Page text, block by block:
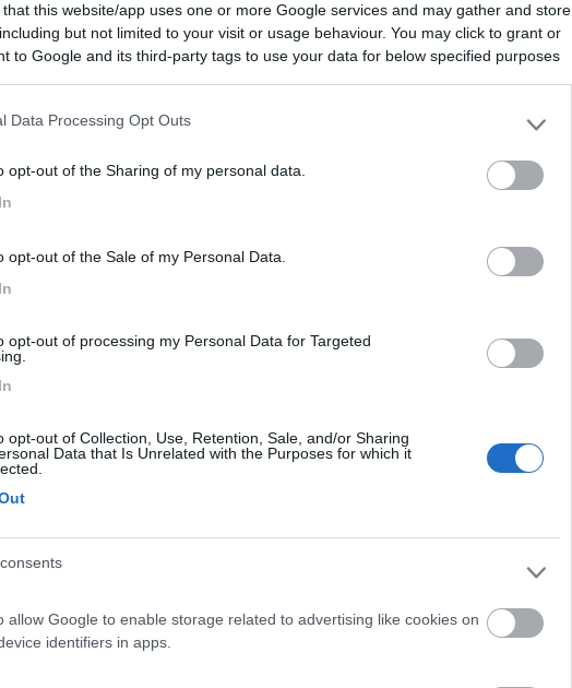
that this website/app uses one or more Google services and may gather and store
but not limited to your visit or usage behaviour. You may click to grant or
to Google and its third-party tags to use your data for below specified purposes
Data Processing Opt Outs
opt-out of the Sharing of my personal data.
opt-out of the Sale of my Personal Data.
opt-out of processing my Personal Data for Targeted
opt-out of Collection, Use, Retention, Sale, and/or Sharing
Data that Is Unrelated with the Purposes for which it
allow Google to enable storage related to advertising like cookies on
identifiers in apps.
/ Posizione
"Rocca dei Marchesi", che propone ottima rist...
86
Posizione
si estende su una superficie di 250.000 met...
di Leno (BS) - 38.6km
9,3
Posizione
delle Stiviere (MN) - 48.7km
14 - Loc. Zecca